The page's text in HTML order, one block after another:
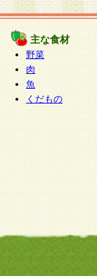
情報管
が行わ
○開示対
本人か
報の利
停止・
といい
開示等
ぱく
m
個人情
意をい
お問い
主な食材
野菜
肉
魚
くだもの